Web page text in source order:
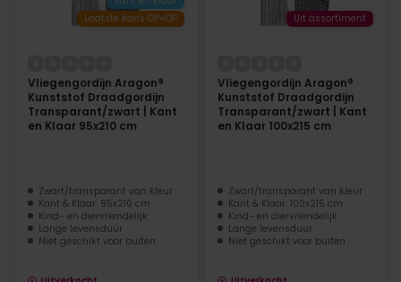
Laatste kans OP=OP
Vliegengordijn Aragon®
Kunststof Draadgordijn
Transparant/zwart | Kant
en Klaar 95x210 cm
Zwart/transparant van kleur
Kant & Klaar: 95x210 cm
Kind- en diervriendelijk
Lange levensduur
Niet geschikt voor buiten
Uit assortiment
Vliegengordijn Aragon®
Kunststof Draadgordijn
Transparant/zwart | Kant
en Klaar 100x215 cm
Zwart/transparant van kleur
Kant & Klaar: 100x215 cm
Kind- en diervriendelijk
Lange levensduur
Niet geschikt voor buiten